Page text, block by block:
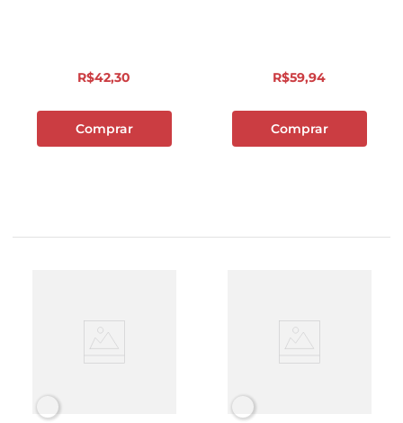
R$42,30
Comprar
R$59,94
Comprar